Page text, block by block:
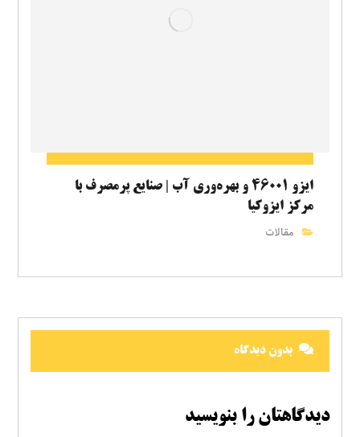
ایزو ۴۶۰۰۱ و بهره‌وری آب | صنایع پرمصرف با
مرکز ایزوکیا
مقالات
بدون دیدگاه
دیدگاهتان را بنویسید